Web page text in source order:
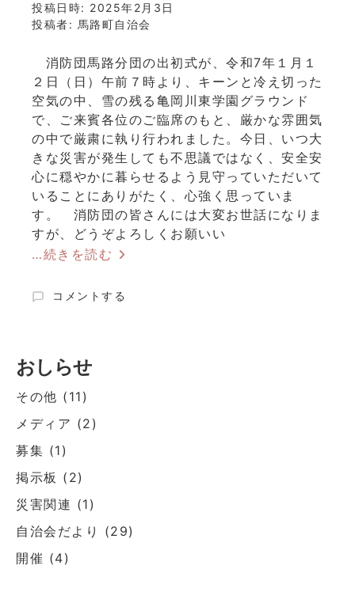
な
取
に
つ
い
て
に
投稿日時: 2025年2月3日
投稿者: 馬路町自治会
消防団馬路分団の出初式が、令和7年１月１
２日（日）午前７時より、キーンと冷え切った
空気の中、雪の残る亀岡川東学園グラウンド
で、ご来賓各位のご臨席のもと、厳かな雰囲気
の中で厳粛に執り行われました。今日、いつ大
きな災害が発生しても不思議ではなく、安全安
心に穏やかに暮らせるよう見守っていただいて
いることにありがたく、心強く思っていま
す。 消防団の皆さんには大変お世話になりま
すが、どうぞよろしくお願いい
…続きを読む
消
分
団
出
式
に
コメントする
おしらせ
その他 (11)
メディア (2)
募集 (1)
掲示板 (2)
災害関連 (1)
自治会だより
(29)
開催 (4)